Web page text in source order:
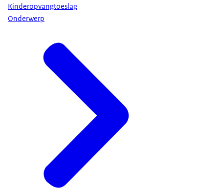
Kinderopvangtoeslag
Onderwerp